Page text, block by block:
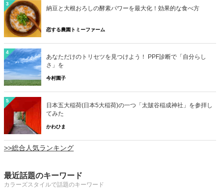
3
納豆と大根おろしの酵素パワーを最大化！効果的な食べ方
恋する農園トミーファーム
4
あなただけのトリセツを見つけよう！ PPF診断で「自分らし
さ」を
今村園子
5
日本五大稲荷(日本5大稲荷)の一つ「太皷谷稲成神社」を参拝し
てみた
かわひま
>>総合人気ランキング
最近話題のキーワード
カラーズスタイルで話題のキーワード